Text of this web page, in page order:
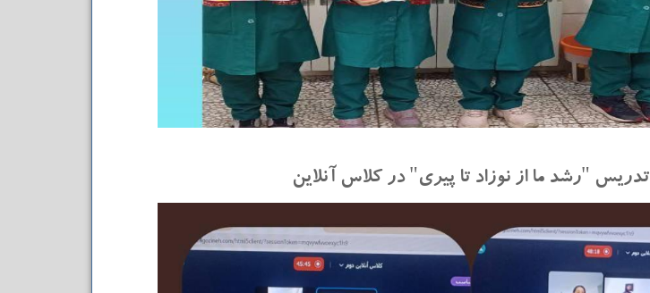
تدریس "رشد ما از نوزاد تا پیری" در کلاس آنلاین